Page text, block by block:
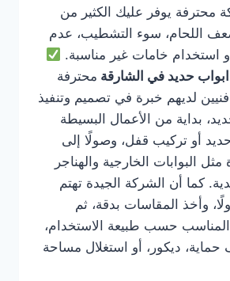
محترفة يوفر عليك الكثير من
اللحام، سوء التشطيب، عدم
استخدام خامات غير مناسبة.
حديد في الشارقة محترفة
فنيين لديهم خبرة في تصميم وتنفيذ
بداية من الأعمال البسيطة
أو تركيب قفل، وصولًا إلى
مثل البوابات الخارجية والهناجر
كما أن الشركة الجيدة تهتم
وأخذ المقاسات بدقة، ثم
المناسب حسب طبيعة الاستخدام،
ديكور، أو استغلال مساحة